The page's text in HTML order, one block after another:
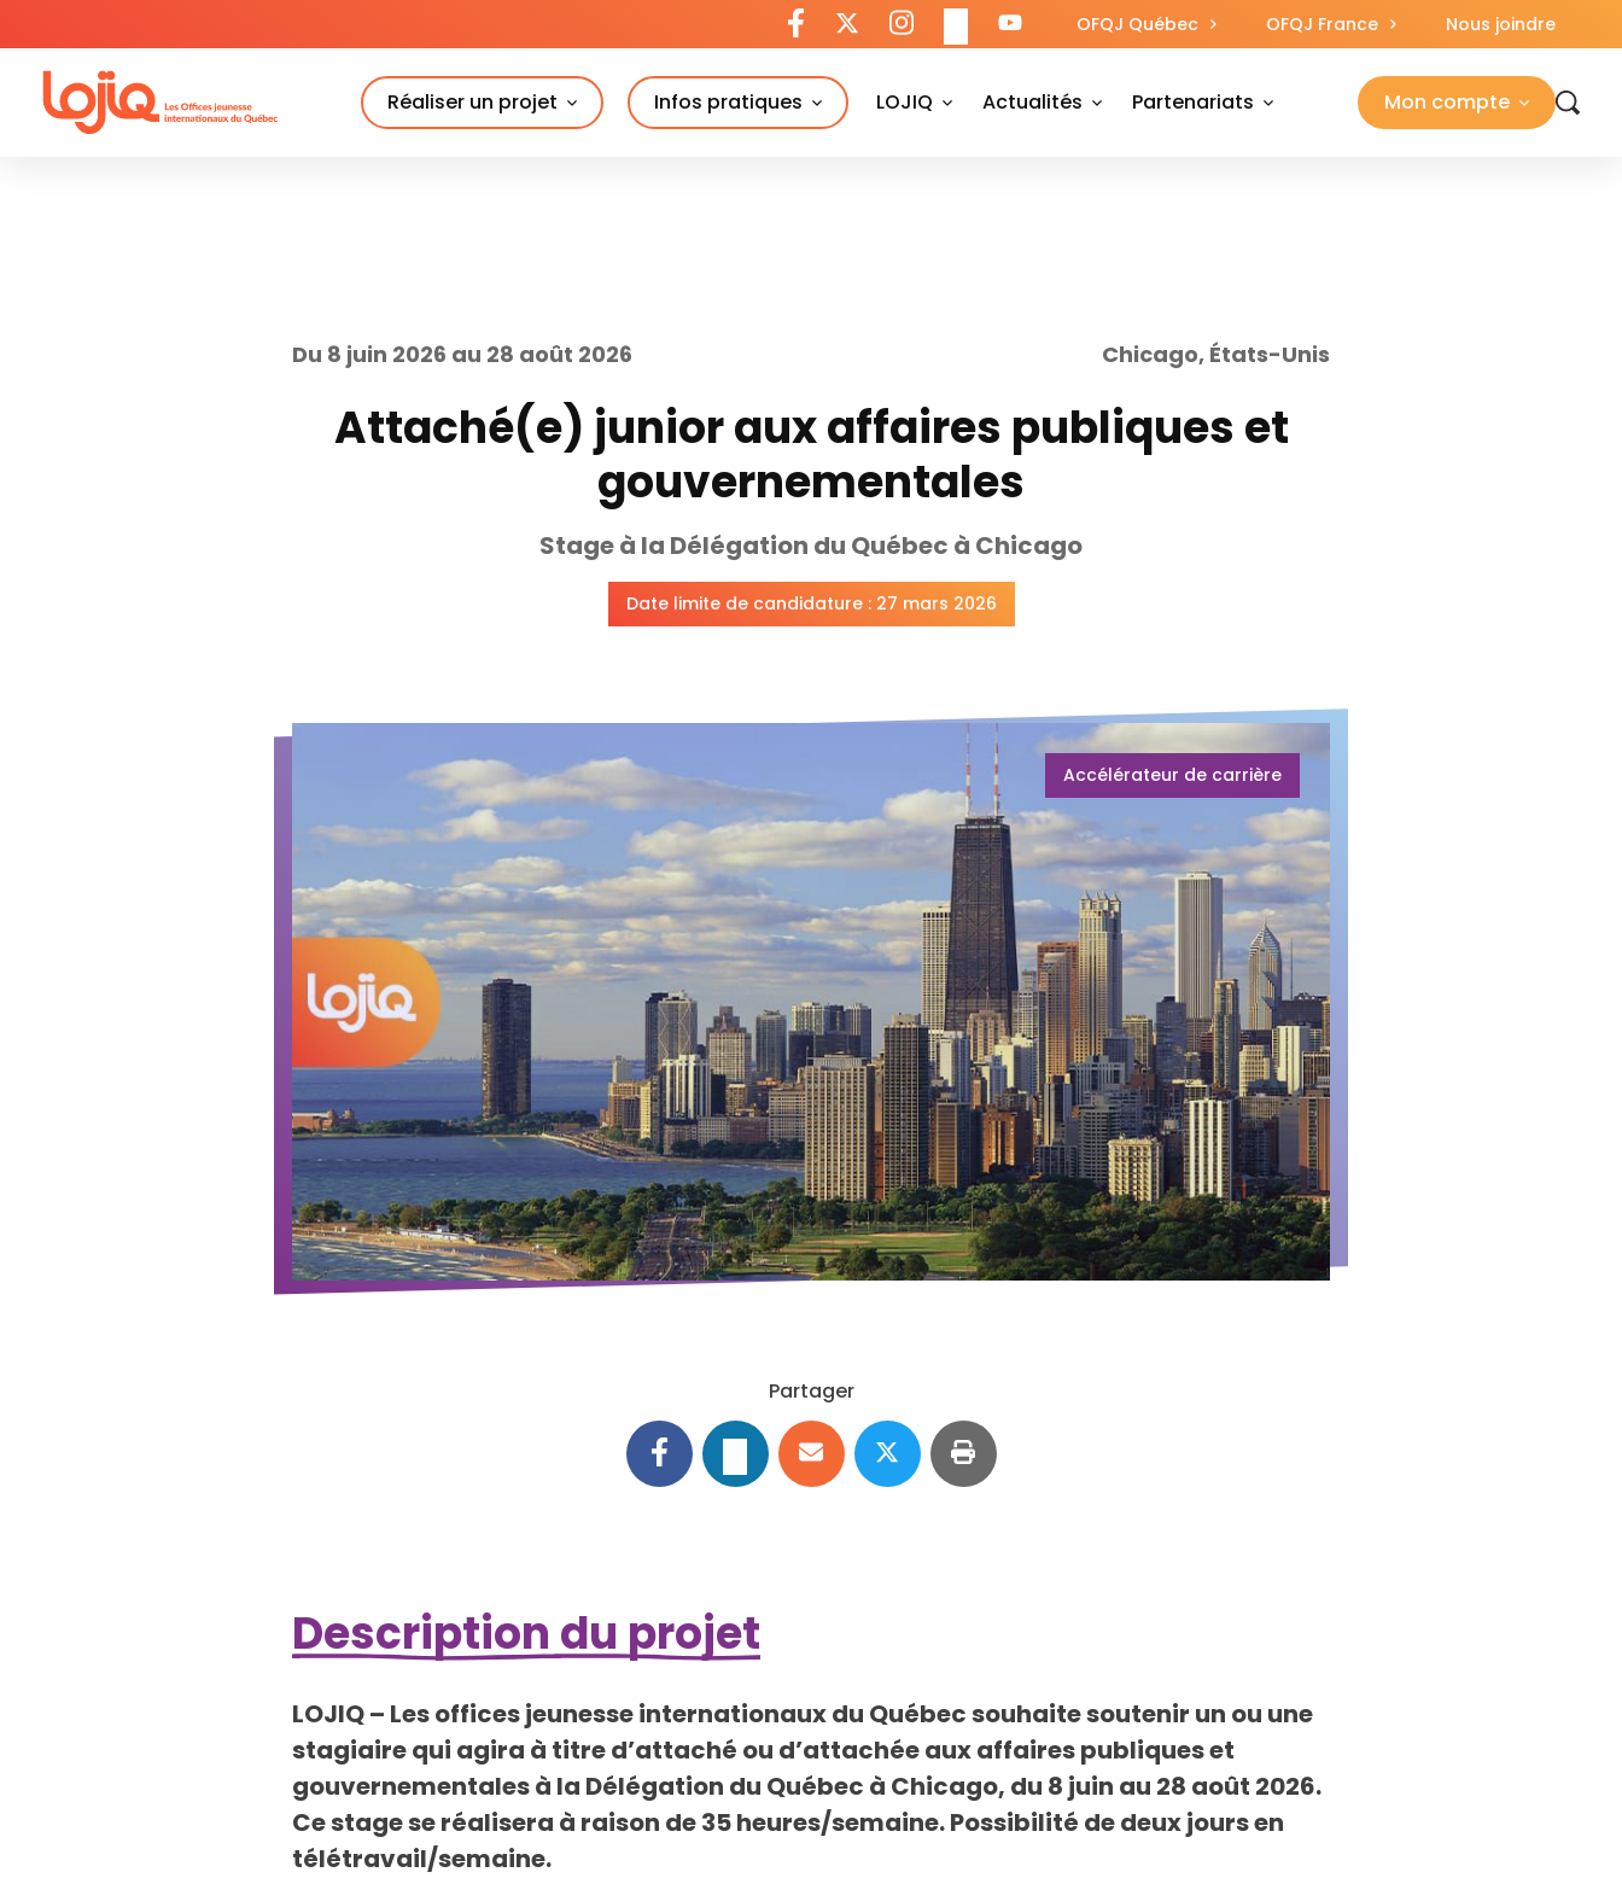
OFQJ Québec OFQJ France Nous joindre
Réaliser un projet Infos pratiques LOJIQ Actualités Partenariats Mon compte
to
content
Du 8 juin 2026 au 28 août 2026 Chicago, États-Unis
Attaché(e) junior aux affaires publiques et
gouvernementales
Stage à la Délégation du Québec à Chicago
Date limite de candidature : 27 mars 2026
Accélérateur de carrière
Partager
Description du projet
LOJIQ – Les offices jeunesse internationaux du Québec souhaite soutenir un ou une
stagiaire qui agira à titre d’attaché ou d’attachée aux affaires publiques et
gouvernementales à la Délégation du Québec à Chicago, du 8 juin au 28 août 2026.
Ce stage se réalisera à raison de 35 heures/semaine. Possibilité de deux jours en
télétravail/semaine.